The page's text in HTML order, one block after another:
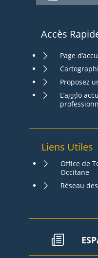
Accès
Page
Proposez
L’agglo
Liens Utiles
Office de
Occitane
Réseau